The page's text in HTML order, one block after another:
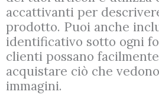
accattivanti per
prodotto. Puoi anche
identificativo sotto ogni
clienti possano
acquistare ciò che
immagini.